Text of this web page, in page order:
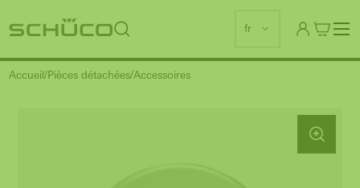
fr
Accueil Pièces détachées Accessoires